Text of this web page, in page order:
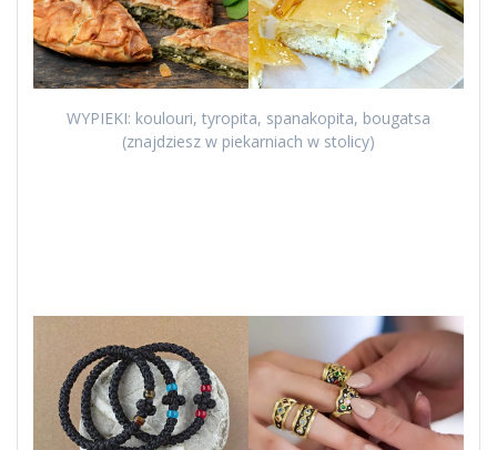
WYPIEKI: koulouri, tyropita, spanakopita, bougatsa
(znajdziesz w piekarniach w stolicy)